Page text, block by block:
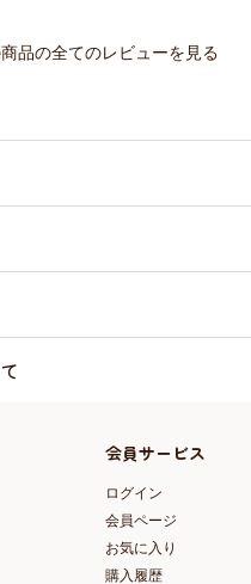
品の全てのレビューを見る
会員サービス
ログイン
会員ページ
お気に入り
購入履歴